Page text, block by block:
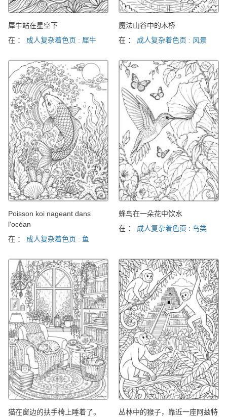
犀牛站在星空下
在 ： 成人复杂着色页 : 犀牛
魔法山谷中的木桥
在 ： 成人复杂着色页 : 风景
Poisson koi nageant dans
l'océan
在 ： 成人复杂着色页 : 鱼
蜂鸟在一朵花中饮水
在 ： 成人复杂着色页 : 鸟类
猫在窗边的扶手椅上睡着了。
丛林中的猴子，靠近一座阿兹特